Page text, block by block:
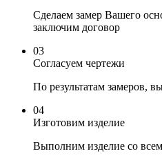
Сделаем замер Вашего
заключим договор
03
Согласуем чертежи
По результатам замеров,
04
Изготовим изделие
Выполним изделие со